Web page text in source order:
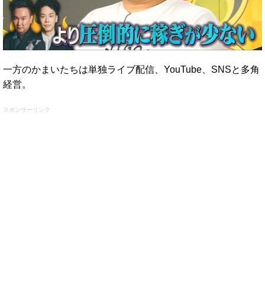
一方のかまいたちは単独ライブ配信、YouTube、SNSと多角
経営。
スポンサーリンク